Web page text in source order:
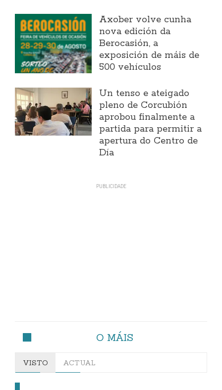
Axober volve cunha
nova edición da
Berocasión, a
exposición de máis de
500 vehículos
Un tenso e ateigado
pleno de Corcubión
aprobou finalmente a
partida para permitir a
apertura do Centro de
Día
O MÁIS
VISTO ACTUAL